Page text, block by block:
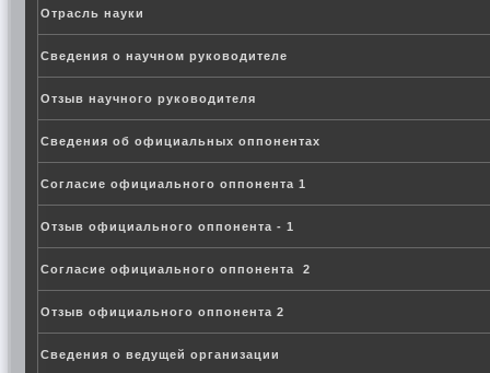
Отрасль науки
Сведения о научном руководителе
Отзыв научного руководителя
Сведения об официальных оппонентах
Согласие официального оппонента 1
Отзыв официального оппонента - 1
Согласие официального оппонента 2
Отзыв официального оппонента 2
Сведения о ведущей организации